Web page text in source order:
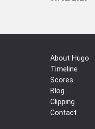
About Hugo
Timeline
Scores
Blog
Clipping
Contact